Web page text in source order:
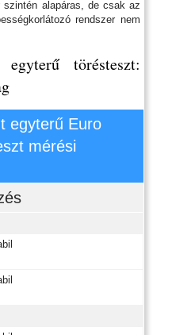
szintén alapáras, de csak az
rendszer nem
törésteszt:
egyterű Euro
mérési